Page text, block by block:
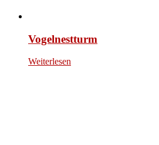
Vogelnestturm
Weiterlesen